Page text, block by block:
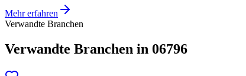
Mehr erfahren
Verwandte Branchen
Verwandte Branchen in 06796